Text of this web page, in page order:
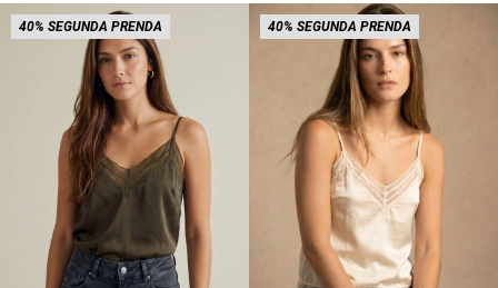
40% SEGUNDA PRENDA 40% SEGUNDA PRENDA